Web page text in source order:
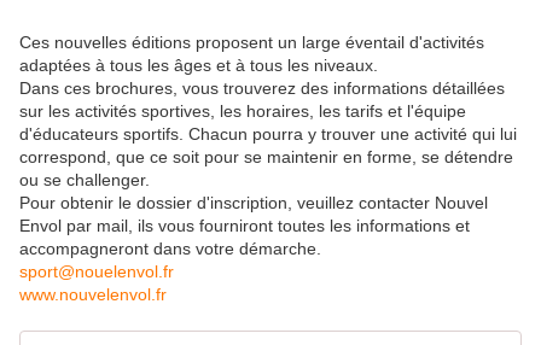
Ces nouvelles éditions proposent un large éventail d'activités
adaptées à tous les âges et à tous les niveaux.
Dans ces brochures, vous trouverez des informations détaillées
sur les activités sportives, les horaires, les tarifs et l'équipe
d'éducateurs sportifs. Chacun pourra y trouver une activité qui lui
correspond, que ce soit pour se maintenir en forme, se détendre
ou se challenger.
Pour obtenir le dossier d'inscription, veuillez contacter Nouvel
Envol par mail, ils vous fourniront toutes les informations et
accompagneront dans votre démarche.
sport@nouelenvol.fr
www.nouvelenvol.fr